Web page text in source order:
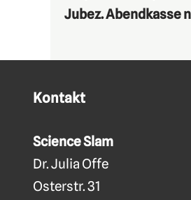
Jubez. Abendkasse
Kontakt
Science Slam
Dr. Julia Offe
Osterstr. 31